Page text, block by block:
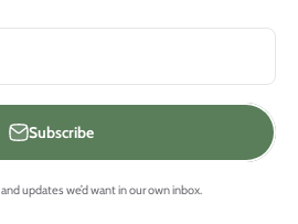
Subscribe
updates we’d want in our own inbox.